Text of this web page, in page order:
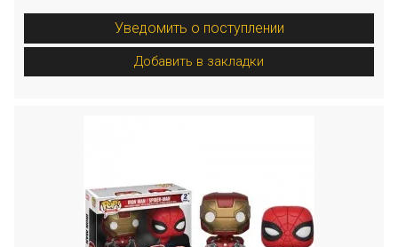
Уведомить о поступлении
Добавить в закладки